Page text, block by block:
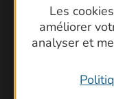
Les
améliorer
analyser et